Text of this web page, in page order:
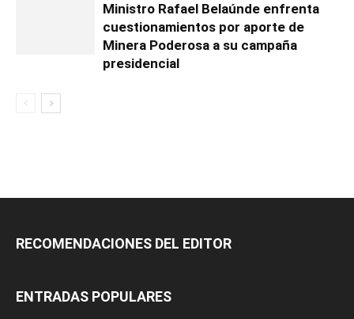
Ministro Rafael Belaúnde enfrenta
cuestionamientos por aporte de
Minera Poderosa a su campaña
presidencial
RECOMENDACIONES DEL EDITOR
ENTRADAS POPULARES